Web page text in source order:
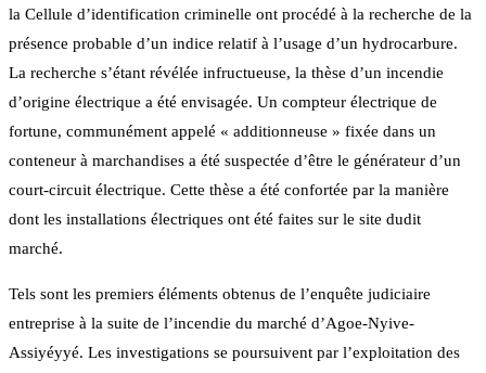
la Cellule d’identification criminelle ont procédé à la recherche de la
présence probable d’un indice relatif à l’usage d’un hydrocarbure.
La recherche s’étant révélée infructueuse, la thèse d’un incendie
d’origine électrique a été envisagée. Un compteur électrique de
fortune, communément appelé « additionneuse » fixée dans un
conteneur à marchandises a été suspectée d’être le générateur d’un
court-circuit électrique. Cette thèse a été confortée par la manière
dont les installations électriques ont été faites sur le site dudit
marché.
Tels sont les premiers éléments obtenus de l’enquête judiciaire
entreprise à la suite de l’incendie du marché d’Agoe-Nyive-
Assiyéyyé. Les investigations se poursuivent par l’exploitation des